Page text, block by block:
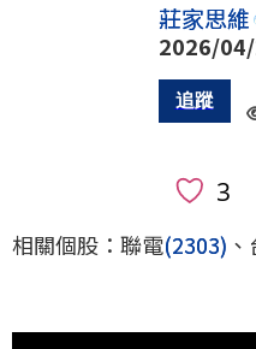
莊家思維
2026/
相關個股：聯電(2303)